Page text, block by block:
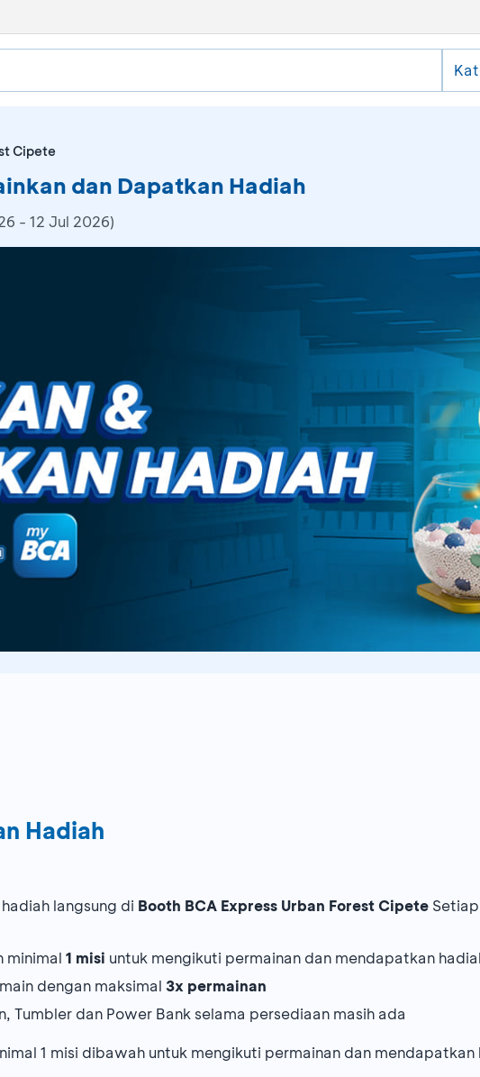
Cipete
dan Dapatkan Hadiah
- 12 Jul 2026)
Hadiah
langsung di Booth BCA Express Urban Forest Cipete
minimal 1 misi untuk mengikuti permainan dan mendapatkan
dengan maksimal 3x permainan
Tumbler dan Power Bank selama persediaan masih ada
1 misi dibawah untuk mengikuti permainan dan mendapatkan